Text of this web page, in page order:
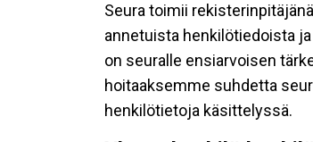
Seura toimii
annetuista henkilötiedoista
on seuralle ensiarvoisen
hoitaaksemme suhdetta
henkilötietoja käsittelyssä.